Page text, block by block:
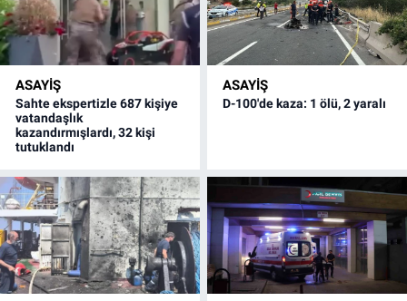
ASAYİŞ
Sahte ekspertizle 687 kişiye
vatandaşlık
kazandırmışlardı, 32 kişi
tutuklandı
ASAYİŞ
D-100'de kaza: 1 ölü, 2 yaralı